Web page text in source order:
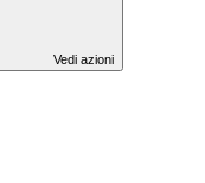
Vedi azioni